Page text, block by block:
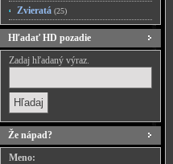
Zvieratá (25)
Hľadať HD pozadie
Zadaj hľadaný výraz.
Že nápad?
Meno: